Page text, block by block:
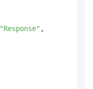
"Response" ,